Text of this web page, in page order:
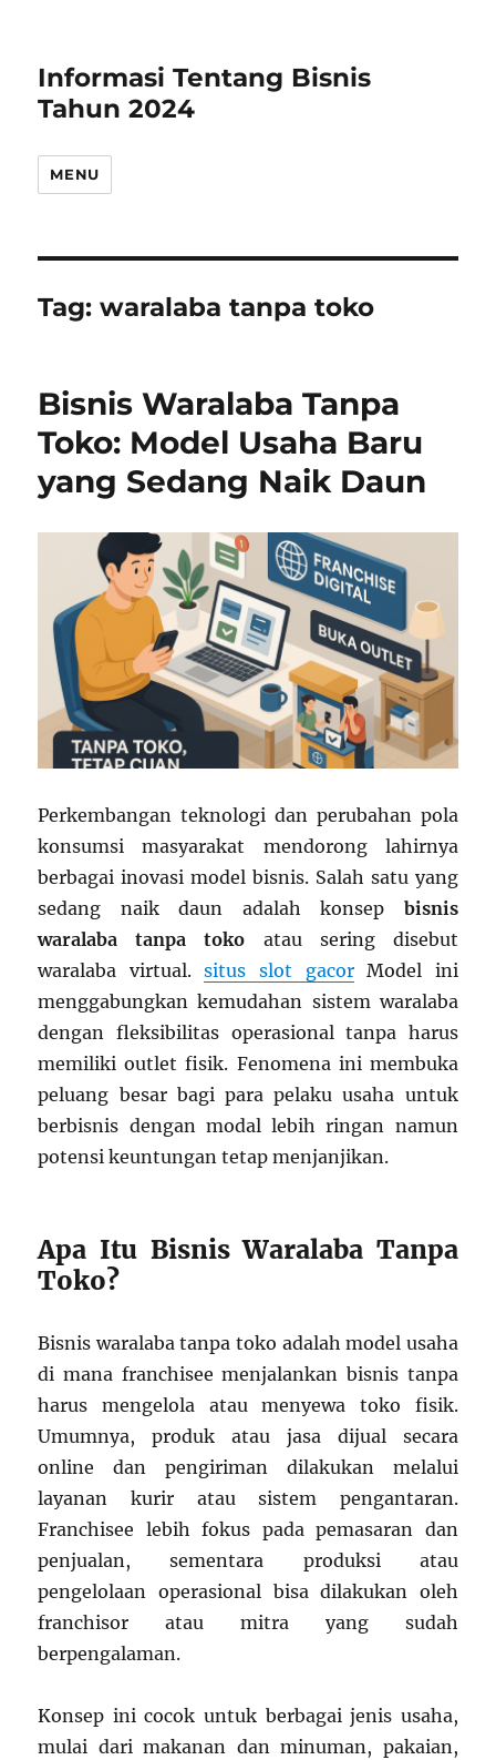
Informasi Tentang Bisnis
Tahun 2024
MENU
Tag:waralaba tanpa toko
Bisnis Waralaba Tanpa
Toko: Model Usaha Baru
yang Sedang Naik Daun
Perkembangan teknologi dan perubahan pola
konsumsi masyarakat mendorong lahirnya
berbagai inovasi model bisnis. Salah satu yang
sedang naik daun adalah konsep bisnis
waralaba tanpa toko atau sering disebut
waralaba virtual.situs slot gacorModel ini
menggabungkan kemudahan sistem waralaba
dengan fleksibilitas operasional tanpa harus
memiliki outlet fisik. Fenomena ini membuka
peluang besar bagi para pelaku usaha untuk
berbisnis dengan modal lebih ringan namun
potensi keuntungan tetap menjanjikan.
Apa Itu Bisnis Waralaba Tanpa
Toko?
Bisnis waralaba tanpa toko adalah model usaha
di mana franchisee menjalankan bisnis tanpa
harus mengelola atau menyewa toko fisik.
Umumnya, produk atau jasa dijual secara
online dan pengiriman dilakukan melalui
layanan kurir atau sistem pengantaran.
Franchisee lebih fokus pada pemasaran dan
penjualan, sementara produksi atau
pengelolaan operasional bisa dilakukan oleh
franchisor atau mitra yang sudah
berpengalaman.
Konsep ini cocok untuk berbagai jenis usaha,
mulai dari makanan dan minuman, pakaian,